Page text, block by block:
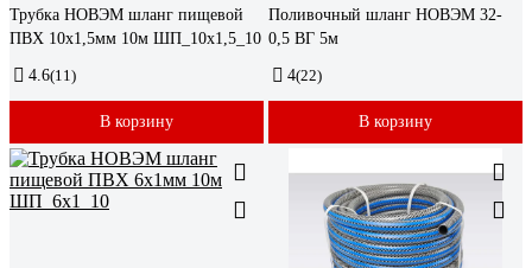
Трубка НОВЭМ шланг пищевой
ПВХ 10x1,5мм 10м ШП_10х1,5_10
4.6(11)
В корзину
Поливочный шланг НОВЭМ 32-
0,5 ВГ 5м
4(22)
В корзину